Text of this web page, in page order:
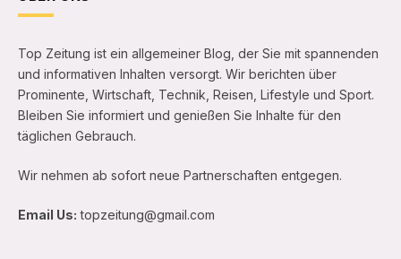
Top Zeitung ist ein allgemeiner Blog, der Sie mit spannenden
und informativen Inhalten versorgt. Wir berichten über
Prominente, Wirtschaft, Technik, Reisen, Lifestyle und Sport.
Bleiben Sie informiert und genießen Sie Inhalte für den
täglichen Gebrauch.
Wir nehmen ab sofort neue Partnerschaften entgegen.
Email Us: topzeitung@gmail.com